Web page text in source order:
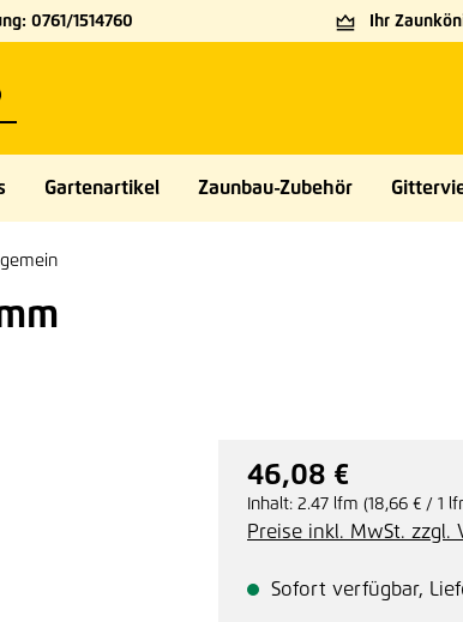
0761/1514760 Ihr
Gartenartikel Zaunbau-Zubehör
Regulärer Preis:
46,08 €
Inhalt: 2.47 lfm (18,66 € / 1
Preise inkl. MwSt. zzgl.
Sofort verfügbar,